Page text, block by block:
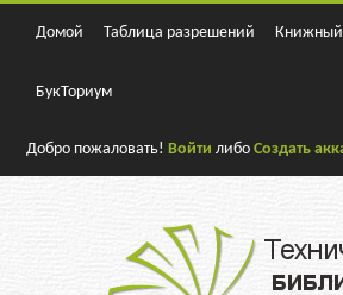
Домой Таблица разрешений
БукТориум
Добро пожаловать!Войти либоСоздать